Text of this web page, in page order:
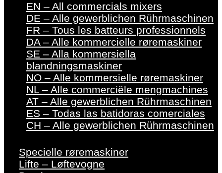
EN – All commercials mixers
DE – Alle gewerblichen Rührmaschinen
FR – Tous les batteurs professionnels
DA – Alle kommercielle røremaskiner
SE – Alla kommersiella
blandningsmaskiner
NO – Alle kommersielle røremaskiner
NL – Alle commerciële mengmachines
AT – Alle gewerblichen Rührmaschinen
ES – Todas las batidoras comerciales
CH – Alle gewerblichen Rührmaschinen
Specielle røremaskiner
Lifte – Løftevogne